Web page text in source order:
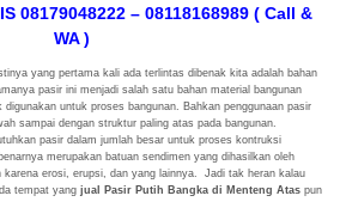
08179048222 – 08118168989 ( Call &
WA )
yang pertama kali ada terlintas dibenak kita adalah bahan
pasir ini menjadi salah satu bahan material bangunan
untuk proses bangunan. Bahkan penggunaan pasir
sampai dengan struktur paling atas pada bangunan.
pasir dalam jumlah besar untuk proses kontruksi
merupakan batuan sendimen yang dihasilkan oleh
karena erosi, erupsi, dan yang lainnya. Jadi tak heran kalau
tempat yang jual Pasir Putih Bangka di Menteng Atas pun